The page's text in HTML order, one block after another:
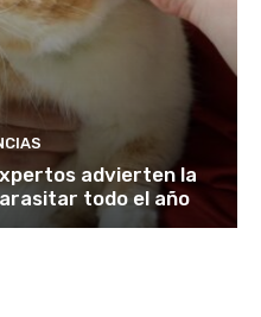
advierten la
todo el año